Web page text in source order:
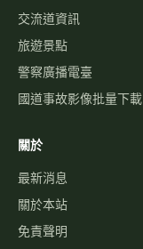
交流道資訊
旅遊景點
警察廣播電臺
國道事故影像批量下載
關於
最新消息
關於本站
免責聲明